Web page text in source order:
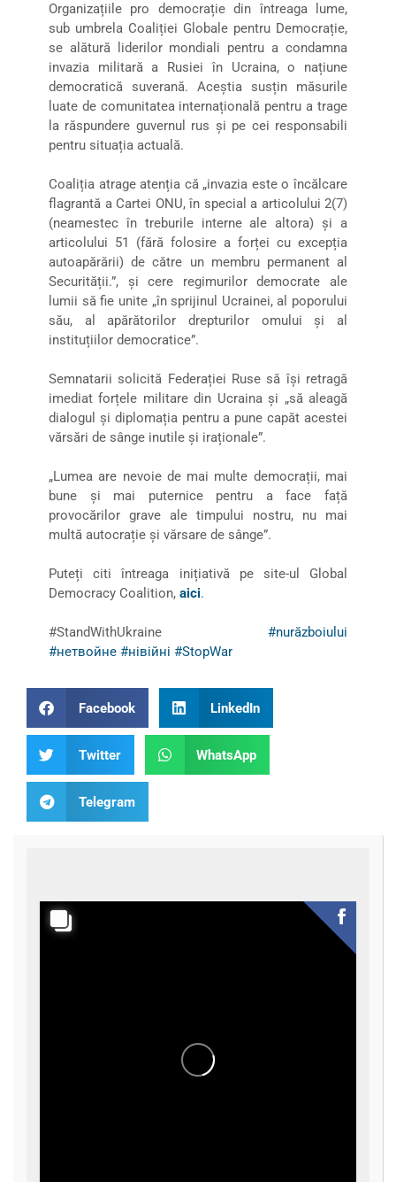
Organizațiile pro democrație din întreaga lume,
sub umbrela Coaliției Globale pentru Democrație,
se alătură liderilor mondiali pentru a condamna
invazia militară a Rusiei în Ucraina, o națiune
democratică suverană. Aceștia susțin măsurile
luate de comunitatea internațională pentru a trage
la răspundere guvernul rus și pe cei responsabili
pentru situația actuală.
Coaliția atrage atenția că „invazia este o încălcare
flagrantă a Cartei ONU, în special a articolului 2(7)
(neamestec în treburile interne ale altora) și a
articolului 51 (fără folosire a forței cu excepția
autoapărării) de către un membru permanent al
Securității.”, și cere regimurilor democrate ale
lumii să fie unite „în sprijinul Ucrainei, al poporului
său, al apărătorilor drepturilor omului și al
instituțiilor democratice”.
Semnatarii solicită Federației Ruse să își retragă
imediat forțele militare din Ucraina și „să aleagă
dialogul și diplomația pentru a pune capăt acestei
vărsări de sânge inutile și iraționale”.
„Lumea are nevoie de mai multe democrații, mai
bune și mai puternice pentru a face față
provocărilor grave ale timpului nostru, nu mai
multă autocrație și vărsare de sânge”.
Puteți citi întreaga inițiativă pe site-ul Global
Democracy Coalition, aici.
#StandWithUkraine #nurăzboiului
#нетвойне #нівійні #StopWar
Facebook LinkedIn
Twitter WhatsApp
Telegram